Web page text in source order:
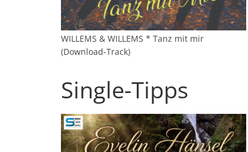
WILLEMS & WILLEMS * Tanz mit mir
(Download-Track)
Single-Tipps